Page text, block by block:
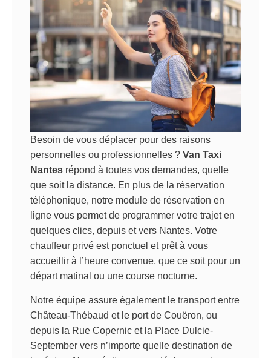
Besoin de vous déplacer pour des raisons
personnelles ou professionnelles ? Van Taxi
Nantes répond à toutes vos demandes, quelle
que soit la distance. En plus de la réservation
téléphonique, notre module de réservation en
ligne vous permet de programmer votre trajet en
quelques clics, depuis et vers Nantes. Votre
chauffeur privé est ponctuel et prêt à vous
accueillir à l’heure convenue, que ce soit pour un
départ matinal ou une course nocturne.
Notre équipe assure également le transport entre
Château-Thébaud et le port de Couëron, ou
depuis la Rue Copernic et la Place Dulcie-
September vers n’importe quelle destination de